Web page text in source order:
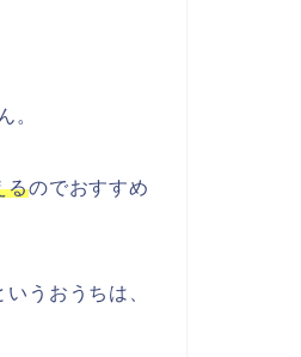
。
るのでおすすめ
うおうちは、